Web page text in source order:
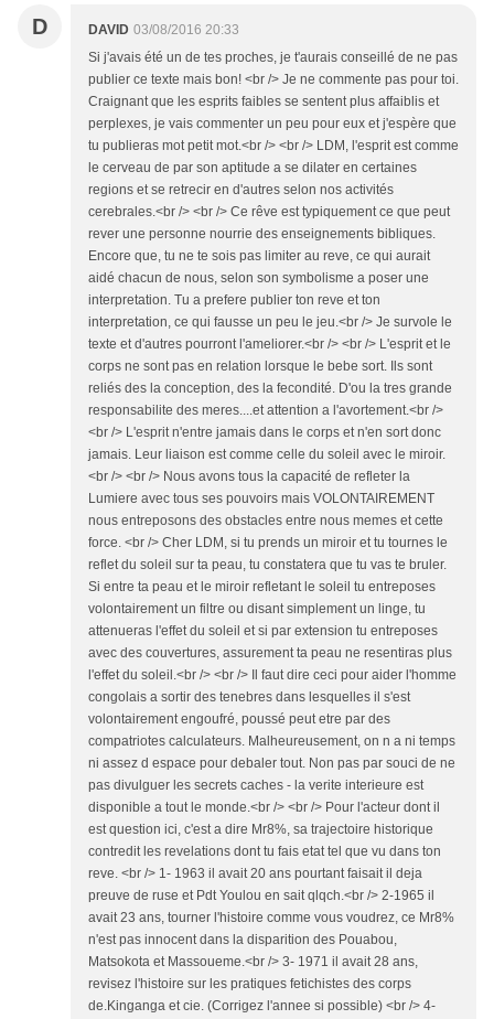
D DAVID 03/08/2016 20:33
Si j'avais été un de tes proches, je t'aurais conseillé de ne pas
publier ce texte mais bon! <br /> Je ne commente pas pour toi.
Craignant que les esprits faibles se sentent plus affaiblis et
perplexes, je vais commenter un peu pour eux et j'espère que
tu publieras mot petit mot.<br /> <br /> LDM, l'esprit est comme
le cerveau de par son aptitude a se dilater en certaines
regions et se retrecir en d'autres selon nos activités
cerebrales.<br /> <br /> Ce rêve est typiquement ce que peut
rever une personne nourrie des enseignements bibliques.
Encore que, tu ne te sois pas limiter au reve, ce qui aurait
aidé chacun de nous, selon son symbolisme a poser une
interpretation. Tu a prefere publier ton reve et ton
interpretation, ce qui fausse un peu le jeu.<br /> Je survole le
texte et d'autres pourront l'ameliorer.<br /> <br /> L'esprit et le
corps ne sont pas en relation lorsque le bebe sort. Ils sont
reliés des la conception, des la fecondité. D'ou la tres grande
responsabilite des meres....et attention a l'avortement.<br />
<br /> L'esprit n'entre jamais dans le corps et n'en sort donc
jamais. Leur liaison est comme celle du soleil avec le miroir.
<br /> <br /> Nous avons tous la capacité de refleter la
Lumiere avec tous ses pouvoirs mais VOLONTAIREMENT
nous entreposons des obstacles entre nous memes et cette
force. <br /> Cher LDM, si tu prends un miroir et tu tournes le
reflet du soleil sur ta peau, tu constatera que tu vas te bruler.
Si entre ta peau et le miroir refletant le soleil tu entreposes
volontairement un filtre ou disant simplement un linge, tu
attenueras l'effet du soleil et si par extension tu entreposes
avec des couvertures, assurement ta peau ne resentiras plus
l'effet du soleil.<br /> <br /> Il faut dire ceci pour aider l'homme
congolais a sortir des tenebres dans lesquelles il s'est
volontairement engoufré, poussé peut etre par des
compatriotes calculateurs. Malheureusement, on n a ni temps
ni assez d espace pour debaler tout. Non pas par souci de ne
pas divulguer les secrets caches - la verite interieure est
disponible a tout le monde.<br /> <br /> Pour l'acteur dont il
est question ici, c'est a dire Mr8%, sa trajectoire historique
contredit les revelations dont tu fais etat tel que vu dans ton
reve. <br /> 1- 1963 il avait 20 ans pourtant faisait il deja
preuve de ruse et Pdt Youlou en sait qlqch.<br /> 2-1965 il
avait 23 ans, tourner l'histoire comme vous voudrez, ce Mr8%
n'est pas innocent dans la disparition des Pouabou,
Matsokota et Massoueme.<br /> 3- 1971 il avait 28 ans,
revisez l'histoire sur les pratiques fetichistes des corps
de.Kinganga et cie. (Corrigez l'annee si possible) <br /> 4-